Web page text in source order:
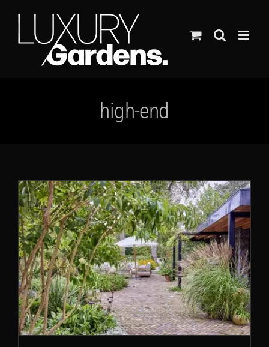
inhoud
high-end